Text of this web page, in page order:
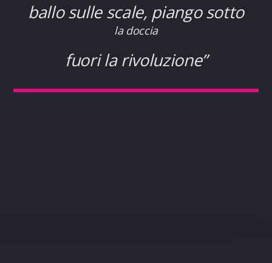
ballo sulle scale, piango sotto
la doccia
fuori la rivoluzione”